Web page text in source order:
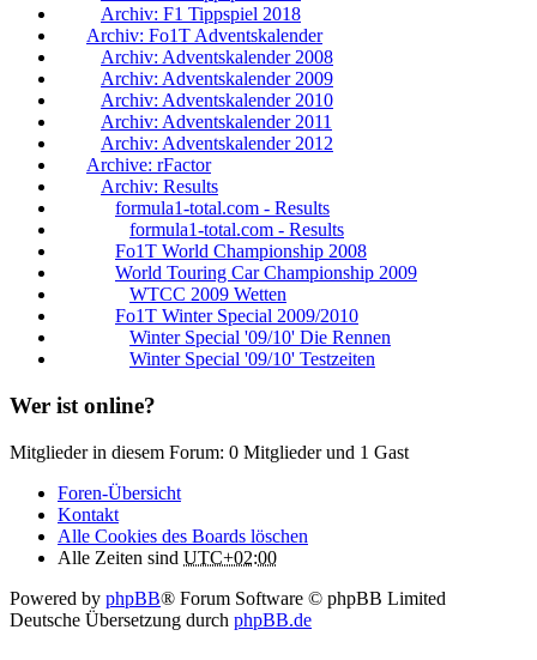
Archiv: F1 Tippspiel 2018
Archiv: Fo1T Adventskalender
Archiv: Adventskalender 2008
Archiv: Adventskalender 2009
Archiv: Adventskalender 2010
Archiv: Adventskalender 2011
Archiv: Adventskalender 2012
Archive: rFactor
Archiv: Results
formula1-total.com - Results
formula1-total.com - Results
Fo1T World Championship 2008
World Touring Car Championship 2009
WTCC 2009 Wetten
Fo1T Winter Special 2009/2010
Winter Special '09/10' Die Rennen
Winter Special '09/10' Testzeiten
Wer ist online?
Mitglieder in diesem Forum: 0 Mitglieder und 1 Gast
Foren-Übersicht
Kontakt
Alle Cookies des Boards löschen
Alle Zeiten sind UTC+02:00
Powered by phpBB® Forum Software © phpBB Limited
Deutsche Übersetzung durch phpBB.de